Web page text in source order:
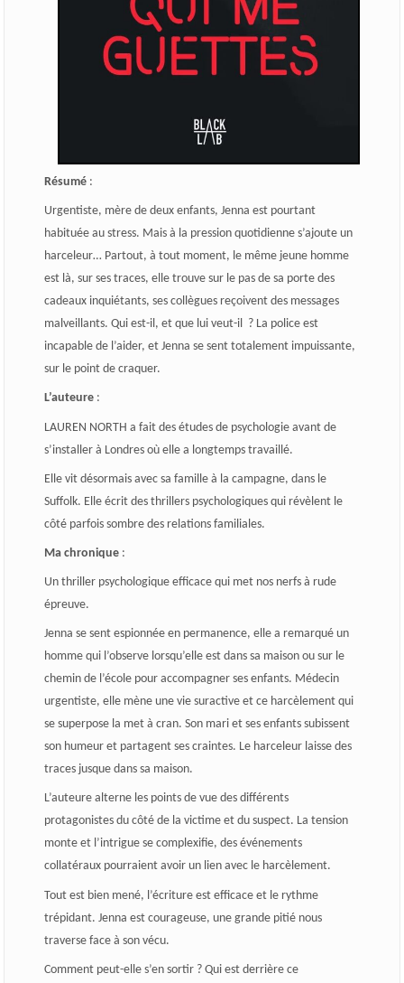
Résumé:
Urgentiste, mère de deux enfants, Jenna est pourtant
habituée au stress. Mais à la pression quotidienne s’ajoute un
harceleur… Partout, à tout moment, le même jeune homme
est là, sur ses traces, elle trouve sur le pas de sa porte des
cadeaux inquiétants, ses collègues reçoivent des messages
malveillants. Qui est-il, et que lui veut-il ? La police est
incapable de l’aider, et Jenna se sent totalement impuissante,
sur le point de craquer.
L’auteure:
LAUREN NORTH a fait des études de psychologie avant de
s’installer à Londres où elle a longtemps travaillé.
Elle vit désormais avec sa famille à la campagne, dans le
Suffolk. Elle écrit des thrillers psychologiques qui révèlent le
côté parfois sombre des relations familiales.
Ma chronique:
Un thriller psychologique efficace qui met nos nerfs à rude
épreuve.
Jenna se sent espionnée en permanence, elle a remarqué un
homme qui l’observe lorsqu’elle est dans sa maison ou sur le
chemin de l’école pour accompagner ses enfants. Médecin
urgentiste, elle mène une vie suractive et ce harcèlement qui
se superpose la met à cran. Son mari et ses enfants subissent
son humeur et partagent ses craintes. Le harceleur laisse des
traces jusque dans sa maison.
L’auteure alterne les points de vue des différents
protagonistes du côté de la victime et du suspect. La tension
monte et l’intrigue se complexifie, des événements
collatéraux pourraient avoir un lien avec le harcèlement.
Tout est bien mené, l’écriture est efficace et le rythme
trépidant. Jenna est courageuse, une grande pitié nous
traverse face à son vécu.
Comment peut-elle s’en sortir ? Qui est derrière ce